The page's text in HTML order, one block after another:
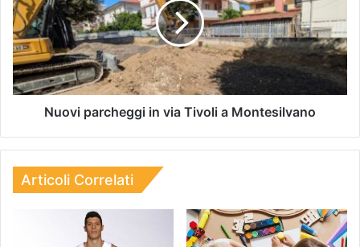
Nuovi parcheggi in via Tivoli a Montesilvano
Articoli Correlati